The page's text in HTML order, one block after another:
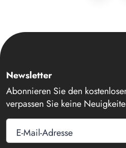
Newsletter
Abonnieren Sie den
verpassen Sie keine
E-Mail-Adresse